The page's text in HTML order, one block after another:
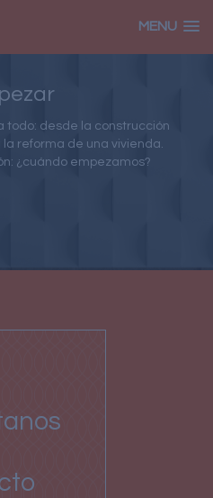
MENU
todo: desde la construcción
reforma de una vivienda.
¿cuándo empezamos?